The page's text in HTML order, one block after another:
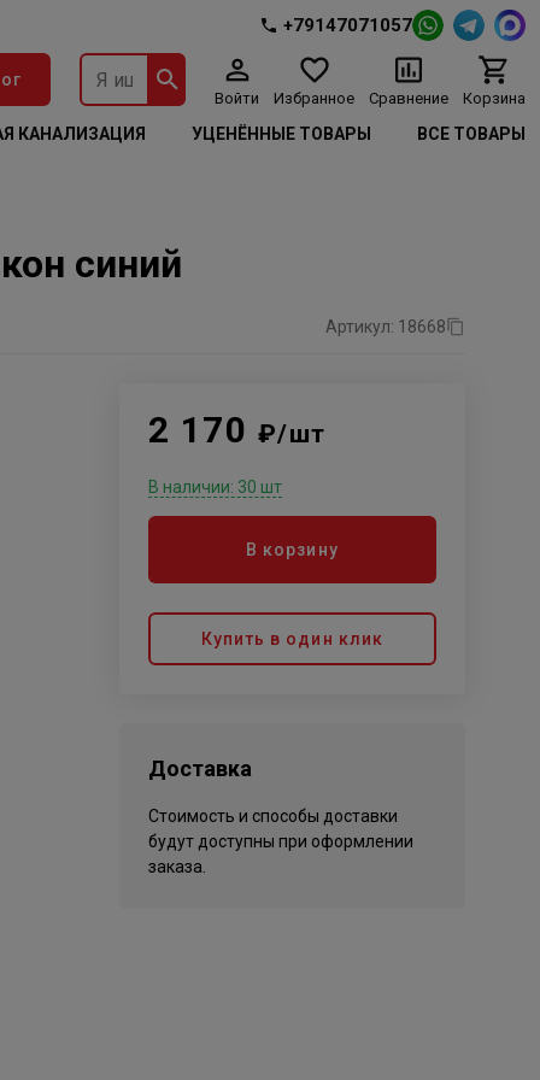
+79147071057
Войти Избранное Сравнение Корзина
КАНАЛИЗАЦИЯ УЦЕНЁННЫЕ ТОВАРЫ ВСЕ ТОВАРЫ
синий
Артикул: 18668
2 170 ₽/шт
В наличии: 30 шт
В корзину
Купить в один клик
Доставка
Стоимость и способы доставки
будут доступны при оформлении
заказа.